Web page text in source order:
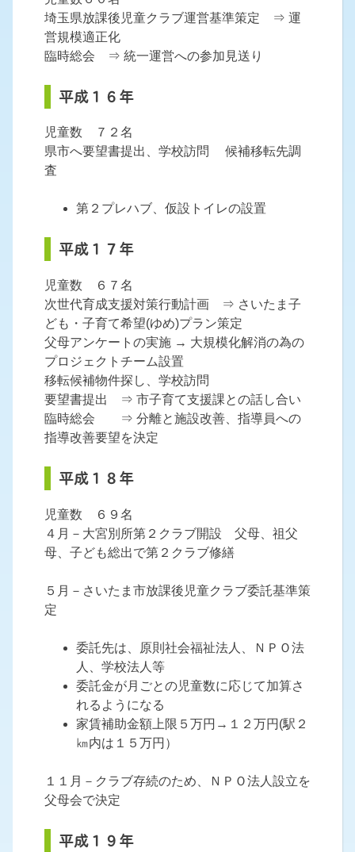
埼玉県放課後児童クラブ運営基準策定 ⇒ 運
営規模適正化
臨時総会 ⇒ 統一運営への参加見送り
平成１６年
児童数 ７２名
県市へ要望書提出、学校訪問 候補移転先調
査
第２プレハブ、仮設トイレの設置
平成１７年
児童数 ６７名
次世代育成支援対策行動計画 ⇒ さいたま子
ども・子育て希望(ゆめ)プラン策定
父母アンケートの実施 → 大規模化解消の為の
プロジェクトチーム設置
移転候補物件探し、学校訪問
要望書提出 ⇒ 市子育て支援課との話し合い
臨時総会 ⇒ 分離と施設改善、指導員への
指導改善要望を決定
平成１８年
児童数 ６９名
４月－大宮別所第２クラブ開設 父母、祖父
母、子ども総出で第２クラブ修繕
５月－さいたま市放課後児童クラブ委託基準策
定
委託先は、原則社会福祉法人、ＮＰＯ法
人、学校法人等
委託金が月ごとの児童数に応じて加算さ
れるようになる
家賃補助金額上限５万円→１２万円(駅２
㎞内は１５万円）
１１月－クラブ存続のため、ＮＰＯ法人設立を
父母会で決定
平成１９年